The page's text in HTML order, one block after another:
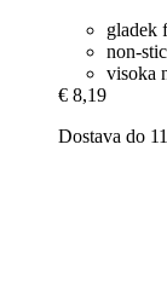
gladek
non-
visoka
€ 8,19
Dostava do